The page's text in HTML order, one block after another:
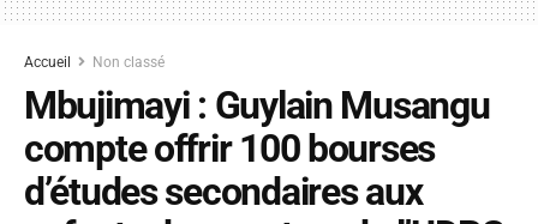
Accueil Non classé
Mbujimayi : Guylain Musangu
compte offrir 100 bourses
d’études secondaires aux